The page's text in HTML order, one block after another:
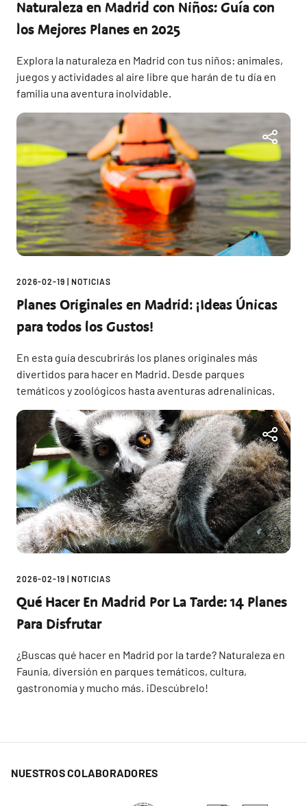
Naturaleza en Madrid con Niños: Guía con
los Mejores Planes en 2025
Explora la naturaleza en Madrid con tus niños: animales,
juegos y actividades al aire libre que harán de tu día en
familia una aventura inolvidable.
2026-02-19 | NOTICIAS
Planes Originales en Madrid: ¡Ideas Únicas
para todos los Gustos!
En esta guía descubrirás los planes originales más
divertidos para hacer en Madrid. Desde parques
temáticos y zoológicos hasta aventuras adrenalínicas.
2026-02-19 | NOTICIAS
Qué Hacer En Madrid Por La Tarde: 14 Planes
Para Disfrutar
¿Buscas qué hacer en Madrid por la tarde? Naturaleza en
Faunia, diversión en parques temáticos, cultura,
gastronomía y mucho más. ¡Descúbrelo!
NUESTROS COLABORADORES